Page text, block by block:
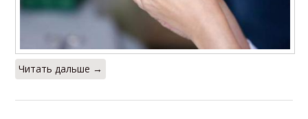
Читать дальше →